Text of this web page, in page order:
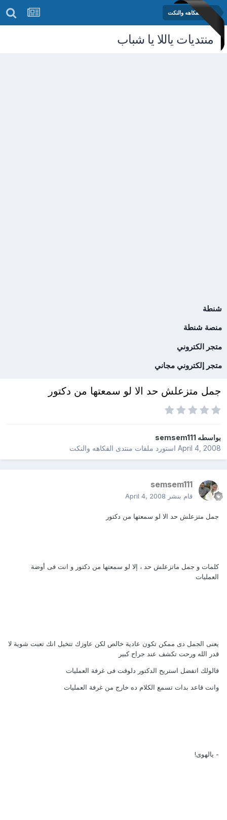
منتدى الفكاهه والنكت
منتديات ياللا يا شباب
شنطة
منصة شنطة
متجر الكتروني
متجر إلكتروني مجاني
جمل متزعلش حد الا لو سمعتها من دكتور
بواسطهsemsem111
April 4, 2008استورد ملفات منتدى الفكاهه والنكت
semsem111
قام بنشر April 4, 2008
جمل متزعلش حد الا لو سمعتها من دكتور
كلمات و جمل ماتزعلش حد ، إلا لو سمعتها من دكتور و انت فى أوضة
العمليات
يعنى الجمل دى ممكن تكون عادية خالص لكن عاوزك تتخيل انك تعبت شوية لا
قدر الله ورحت تكشف عند جراح كبير
قالولك اتفضل استريح الدكتور دلوقت فى غرفة العمليات
وانت قاعد بدات تسمع الكلام ده خارج من غرفة العمليات
- يالهوى!